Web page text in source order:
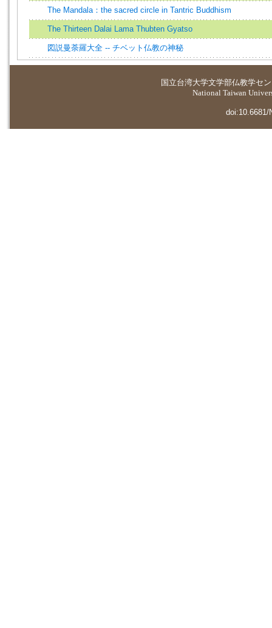
The Mandala：the sacred circle in Tantric Buddhism
The Thirteen Dalai Lama Thubten Gyatso
図説曼荼羅大全 -- チベット仏教の神秘
国立台湾大学文学部仏教学セ
National Taiwan
doi:10.6681/